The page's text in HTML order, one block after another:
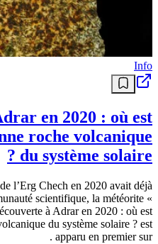
Info
en 2020 : où est
roche volcanique
du système solaire ?
l’Erg Chech en 2020 avait déjà
scientifique, la météorite «
à Adrar en 2020 : où est
du système solaire ? est
apparu en premier sur .